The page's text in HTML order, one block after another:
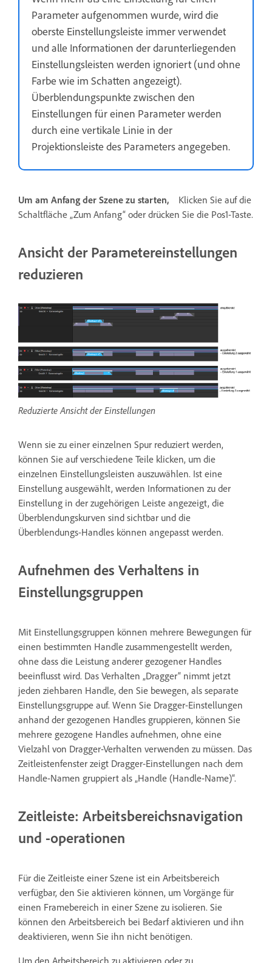
Parameter aufgenommen wurde, wird die
oberste Einstellungsleiste immer verwendet
und alle Informationen der darunterliegenden
Einstellungsleisten werden ignoriert (und ohne
Farbe wie im Schatten angezeigt).
Überblendungspunkte zwischen den
Einstellungen für einen Parameter werden
durch eine vertikale Linie in der
Projektionsleiste des Parameters angegeben.
Um am Anfang der Szene zu starten,
Klicken Sie auf die
Schaltfläche „Zum Anfang“ oder drücken Sie die Pos1-Taste.
Ansicht der Parametereinstellungen
reduzieren
Reduzierte Ansicht der Einstellungen
Wenn sie zu einer einzelnen Spur reduziert werden,
können Sie auf verschiedene Teile klicken, um die
einzelnen Einstellungsleisten auszuwählen. Ist eine
Einstellung ausgewählt, werden Informationen zu der
Einstellung in der zugehörigen Leiste angezeigt, die
Überblendungskurven sind sichtbar und die
Überblendungs-Handles können angepasst werden.
Aufnehmen des Verhaltens in
Einstellungsgruppen
Mit Einstellungsgruppen können mehrere Bewegungen für
einen bestimmten Handle zusammengestellt werden,
ohne dass die Leistung anderer gezogener Handles
beeinflusst wird. Das Verhalten „Dragger“ nimmt jetzt
jeden ziehbaren Handle, den Sie bewegen, als separate
Einstellungsgruppe auf. Wenn Sie Dragger-Einstellungen
anhand der gezogenen Handles gruppieren, können Sie
mehrere gezogene Handles aufnehmen, ohne eine
Vielzahl von Dragger-Verhalten verwenden zu müssen. Das
Zeitleistenfenster zeigt Dragger-Einstellungen nach dem
Handle-Namen gruppiert als „Handle (Handle-Name)“.
Zeitleiste: Arbeitsbereichsnavigation
und -operationen
Für die Zeitleiste einer Szene ist ein Arbeitsbereich
verfügbar, den Sie aktivieren können, um Vorgänge für
einen Framebereich in einer Szene zu isolieren. Sie
können den Arbeitsbereich bei Bedarf aktivieren und ihn
deaktivieren, wenn Sie ihn nicht benötigen.
Um den Arbeitsbereich zu aktivieren oder zu